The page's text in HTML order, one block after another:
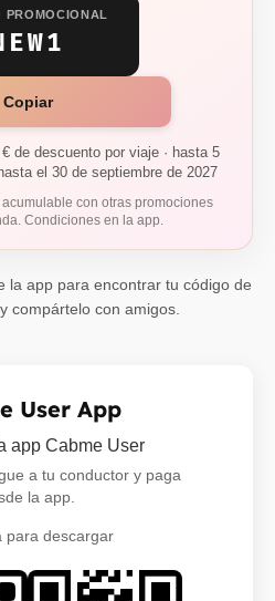
PROMOCIONAL
Copiar
de descuento por viaje · hasta 5
el 30 de septiembre de 2027
con otras promociones
Condiciones en la app.
la app para encontrar tu código de
compártelo con amigos.
User App
app Cabme User
a tu conductor y paga
la app.
para descargar